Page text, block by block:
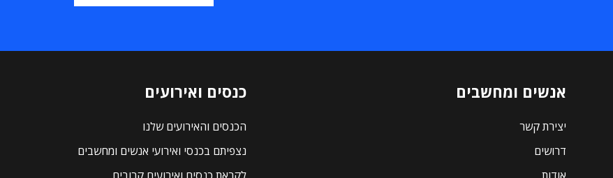
אנשים ומחשבים
יצירת קשר
דרושים
כנסים ואירועים
הכנסים והאירועים שלנו
נצפיתם בכנסי ואירועי אנשים ומחשבים